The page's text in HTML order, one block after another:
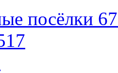
посёлки